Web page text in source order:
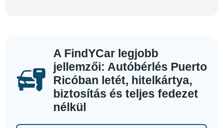
A FindYCar legjobb
jellemzői: Autóbérlés Puerto
Ricóban letét, hitelkártya,
biztosítás és teljes fedezet
nélkül